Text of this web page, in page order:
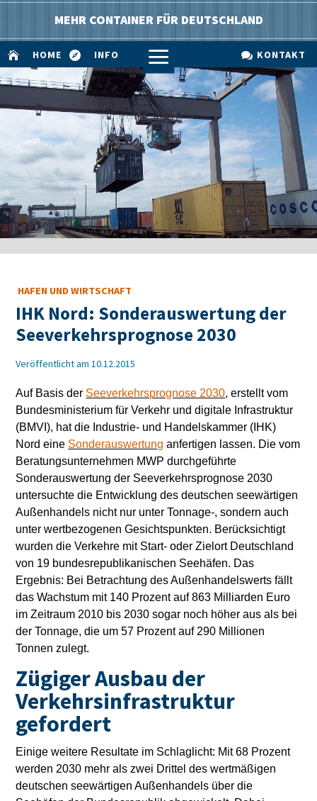
MEHR CONTAINER FÜR DEUTSCHLAND
 HOME  INFO a  KONTAKT
HAFEN UND WIRTSCHAFT
IHK Nord: Sonderauswertung der
Seeverkehrsprognose 2030
Veröffentlicht am 10.12.2015
Auf Basis der Seeverkehrsprognose 2030, erstellt vom
Bundesministerium für Verkehr und digitale Infrastruktur
(BMVI), hat die Industrie- und Handelskammer (IHK)
Nord eine Sonderauswertung anfertigen lassen. Die vom
Beratungsunternehmen MWP durchgeführte
Sonderauswertung der Seeverkehrsprognose 2030
untersuchte die Entwicklung des deutschen seewärtigen
Außenhandels nicht nur unter Tonnage-, sondern auch
unter wertbezogenen Gesichtspunkten. Berücksichtigt
wurden die Verkehre mit Start- oder Zielort Deutschland
von 19 bundesrepublikanischen Seehäfen. Das
Ergebnis: Bei Betrachtung des Außenhandelswerts fällt
das Wachstum mit 140 Prozent auf 863 Milliarden Euro
im Zeitraum 2010 bis 2030 sogar noch höher aus als bei
der Tonnage, die um 57 Prozent auf 290 Millionen
Tonnen zulegt.
Zügiger Ausbau der
Verkehrsinfrastruktur
gefordert
Einige weitere Resultate im Schlaglicht: Mit 68 Prozent
werden 2030 mehr als zwei Drittel des wertmäßigen
deutschen seewärtigen Außenhandels über die